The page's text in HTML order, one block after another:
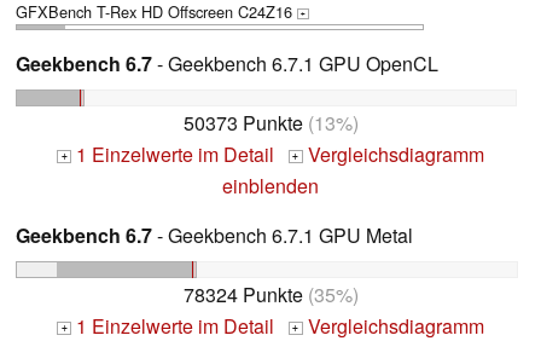
GFXBench T-Rex HD Offscreen C24Z16 +
Geekbench 6.7- Geekbench 6.7.1 GPU OpenCL
50373 Punkte(13%)
+ 1 Einzelwerte im Detail + Vergleichsdiagramm
einblenden
Geekbench 6.7- Geekbench 6.7.1 GPU Metal
78324 Punkte(35%)
+ 1 Einzelwerte im Detail + Vergleichsdiagramm